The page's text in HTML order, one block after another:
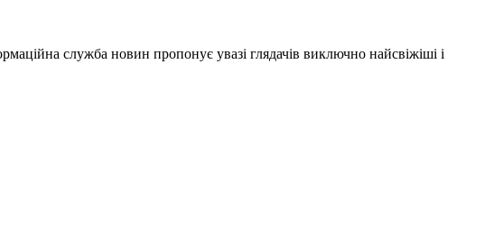
служба новин пропонує увазі глядачів виключно найсвіжіші і